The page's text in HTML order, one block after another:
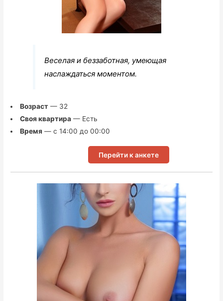
Веселая и беззаботная, умеющая
наслаждаться моментом.
Возраст— 32
Своя квартира— Есть
Время — с 14:00 до 00:00
Перейти к анкете